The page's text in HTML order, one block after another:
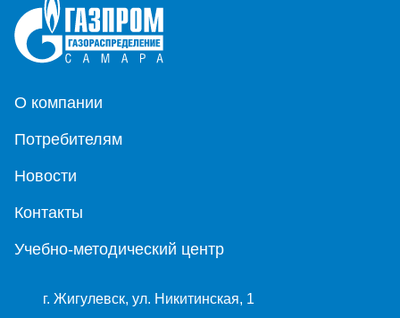
О компании
Потребителям
Новости
Контакты
Учебно-методический центр
г. Жигулевск, ул. Никитинская, 1